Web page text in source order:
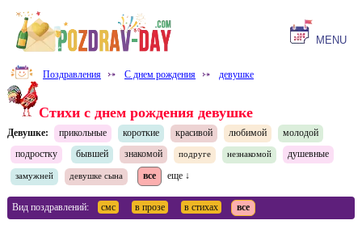
MENU
Поздравления ⤐ С днем рождения ⤐ девушке
Стихи с днем рождения девушке
Девушке: прикольные короткие красивой любимой
молодой
подростку
бывшей знакомой подруге незнакомой душевные
замужней девушке сына все еще ↓
Вид поздравлений: смс в прозе в стихах все